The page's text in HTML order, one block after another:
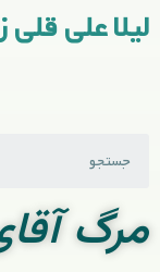
لیلا علی قلی
مرگ